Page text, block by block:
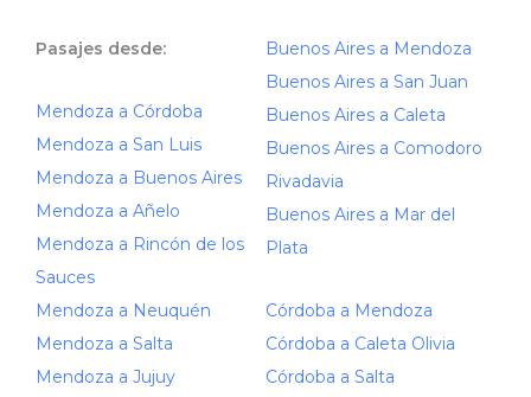
Pasajes desde:
Mendoza a Córdoba
Mendoza a San Luis
Mendoza a Buenos Aires
Mendoza a Añelo
Mendoza a Rincón de los
Sauces
Mendoza a Neuquén
Mendoza a Salta
Mendoza a Jujuy
Buenos Aires a Mendoza
Buenos Aires a San Juan
Buenos Aires a Caleta
Buenos Aires a Comodoro
Rivadavia
Buenos Aires a Mar del
Plata
Córdoba a Mendoza
Córdoba a Caleta Olivia
Córdoba a Salta